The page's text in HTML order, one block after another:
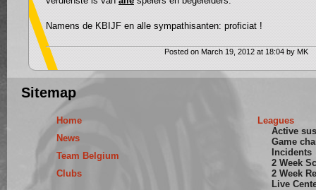
Namens de KBIJF en alle sympathisanten: proficiat !
Posted on March 19, 2012 at 18:04 by MK
Sitemap
Home
News
Team Belgium
Clubs
Leagues
Active
Game
Incidents
2 Week
2 Week
Live